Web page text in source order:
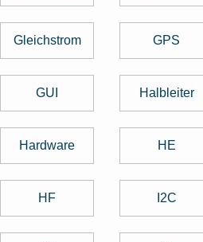
Gleichstrom GPS
GUI Halbleiter
Hardware HE
HF I2C